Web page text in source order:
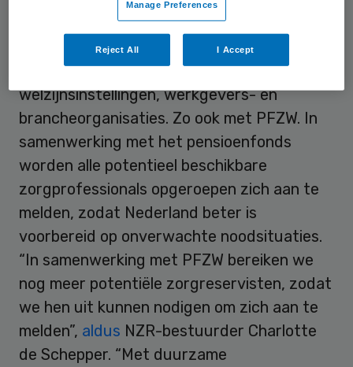
Samenwerking pensioenfonds
Voor de inrichting van deze crisisfaciliteit
werkt de NZR samen met
welzijnsinstellingen, werkgevers- en
brancheorganisaties. Zo ook met PFZW. In
samenwerking met het pensioenfonds
worden alle potentieel beschikbare
zorgprofessionals opgeroepen zich aan te
melden, zodat Nederland beter is
voorbereid op onverwachte noodsituaties.
“In samenwerking met PFZW bereiken we
nog meer potentiële zorgreservisten, zodat
we hen uit kunnen nodigen om zich aan te
melden”, aldus NZR-bestuurder Charlotte
de Schepper. “Met duurzame
Manage Preferences
Reject All I Accept